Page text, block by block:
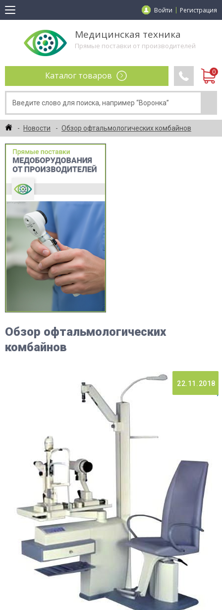
Войти Регистрация
Медицинская техника
Прямые поставки от производителей
Каталог товаров
Новости Обзор офтальмологических комбайнов
Обзор офтальмологических
комбайнов
22.11.2018